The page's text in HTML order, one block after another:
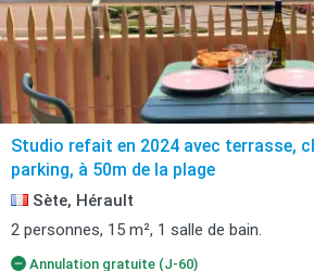
Studio refait en 2024 avec terrasse,
parking, à 50m de la plage
Sète, Hérault
2 personnes, 15 m², 1 salle de bain.
Annulation gratuite (J-60)